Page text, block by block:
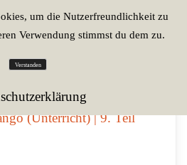
um die Nutzerfreundlichkeit zu
Verwendung stimmst du dem zu.
Verstanden